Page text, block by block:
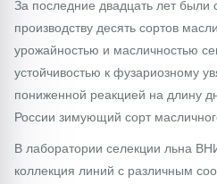
За последние двадцать лет
производству десять сортов
урожайностью и масличностью
устойчивостью к фузариозному
пониженной реакцией на длину
России зимующий сорт
В лаборатории селекции льна
коллекция линий с различным